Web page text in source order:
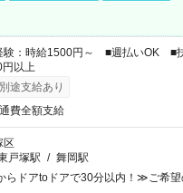
験：時給1500円～ ■週払いOK ■
以上
途支給あり
費全額支給
区
戸塚駅 / 舞岡駅
らドアtoドアで30分以内！≫ご希望